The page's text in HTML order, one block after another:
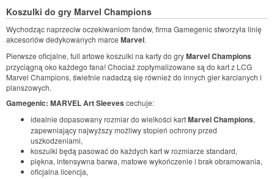
Koszulki do gry Marvel Champions
Wychodząc naprzeciw oczekiwaniom fanów, firma Gamegenic stworzyła linię
akcesoriów dedykowanych marce Marvel.
Pierwsze oficjalne, full artowe koszulki na karty do gryMarvel Champions
przyciągną oko każdego fana! Chociaż zoptymalizowane są do kart z LCG
Marvel Champions, świetnie nadadzą się również do innych gier karcianych i
planszowych.
Gamegenic: MARVEL Art Sleeves cechuje:
idealnie dopasowany rozmiar do wielkości kartMarvel Champions,
zapewniający najwyższy możliwy stopień ochrony przed
uszkodzeniami,
koszulki będą pasować do każdych kart w rozmiarze standard,
piękna, intensywna barwa, matowe wykończenie i brak obramowania,
oficjalna licencja,